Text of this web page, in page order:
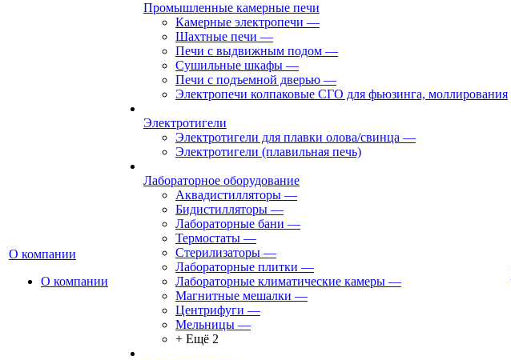
О компании
О компании
Промышленные камерные печи
Камерные электропечи —
Шахтные печи —
Печи с выдвижным подом —
Сушильные шкафы —
Печи с подъемной дверью —
Электропечи колпаковые СГО для фьюзинга, моллирования
Электротигели
Электротигели для плавки олова/свинца —
Электротигели (плавильная печь)
Лабораторное оборудование
Аквадистилляторы —
Бидистилляторы —
Лабораторные бани —
Термостаты —
Стерилизаторы —
Лабораторные плитки —
Лабораторные климатические камеры —
Магнитные мешалки —
Центрифуги —
Мельницы —
+ Ещё 2